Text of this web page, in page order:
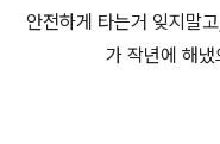
안전하게 타는거 잊지말
가 작년에 해